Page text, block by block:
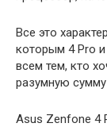
Все это
которым 4 Pro и
всем тем, кто
разумную сумму
Asus Zenfone 4